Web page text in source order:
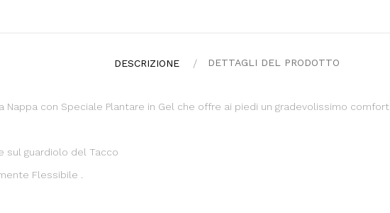
DESCRIZIONE DETTAGLI DEL PRODOTTO
Nappa con Speciale Plantare in Gel che offre ai piedi un gradevolissimo comfort .
sul guardiolo del Tacco
Flessibile .